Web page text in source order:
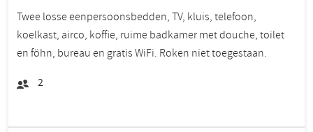
Twee losse eenpersoonsbedden, TV, kluis, telefoon,
koelkast, airco, koffie, ruime badkamer met douche, toilet
en föhn, bureau en gratis WiFi. Roken niet toegestaan.
2